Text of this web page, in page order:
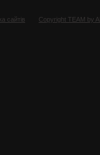
сайтів Copyright TEAM by